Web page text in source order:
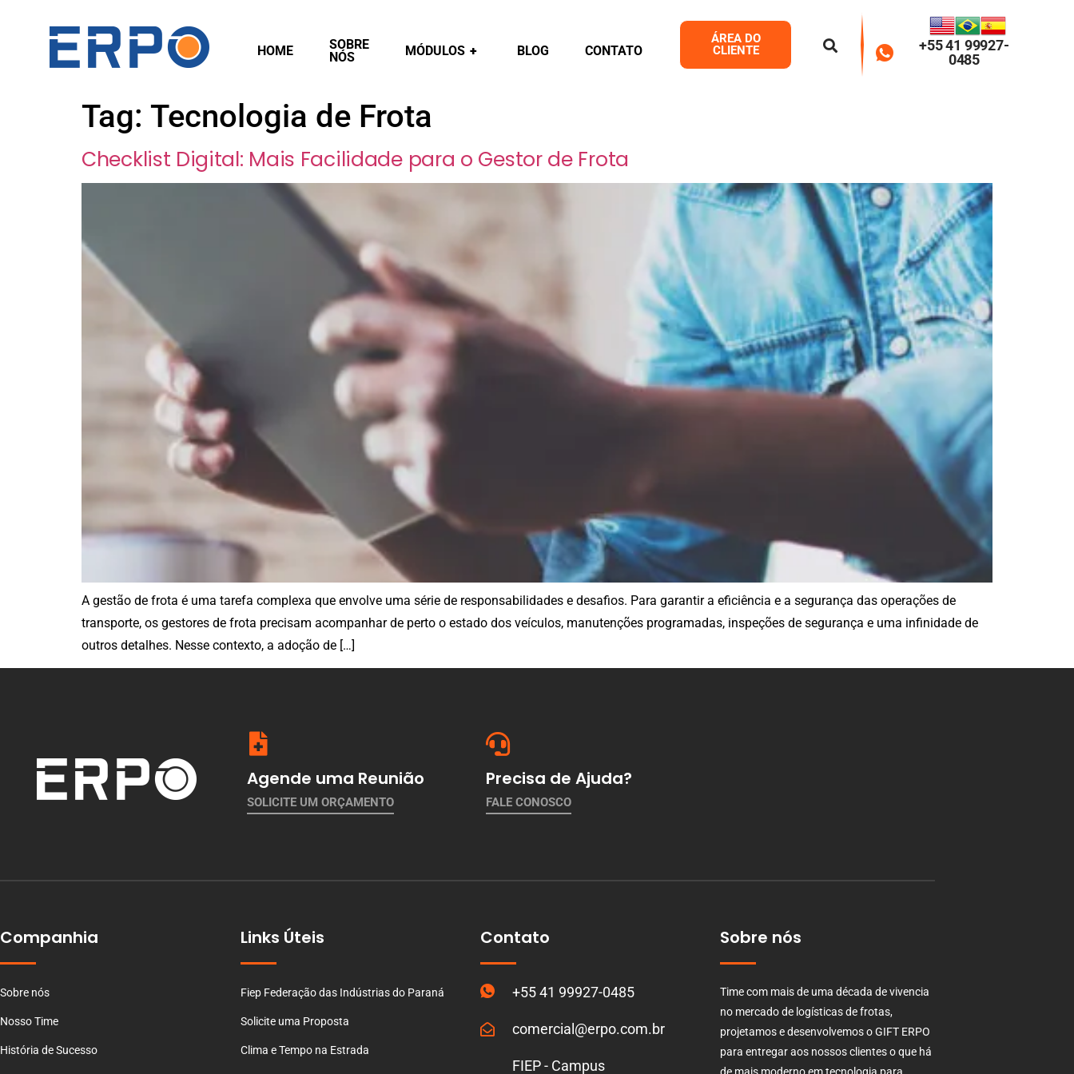
HOME
SOBRE
NÓS
MÓDULOS + BLOG CONTATO
ÁREA DO
CLIENTE
+55 41 99927-
0485
Tag: Tecnologia de Frota
Checklist Digital: Mais Facilidade para o Gestor de Frota
A gestão de frota é uma tarefa complexa que envolve uma série de responsabilidades e desafios. Para garantir a eficiência e a segurança das operações de
transporte, os gestores de frota precisam acompanhar de perto o estado dos veículos, manutenções programadas, inspeções de segurança e uma infinidade de
outros detalhes. Nesse contexto, a adoção de […]
Agende uma Reunião
SOLICITE UM ORÇAMENTO
Precisa de Ajuda?
FALE CONOSCO
Companhia
Sobre nós
Nosso Time
História de Sucesso
Links Úteis
Fiep Federação das Indústrias do Paraná
Solicite uma Proposta
Clima e Tempo na Estrada
Contato
+55 41 99927-0485
comercial@erpo.com.br
FIEP - Campus
Sobre nós
Time com mais de uma década de vivencia
no mercado de logísticas de frotas,
projetamos e desenvolvemos o GIFT ERPO
para entregar aos nossos clientes o que há